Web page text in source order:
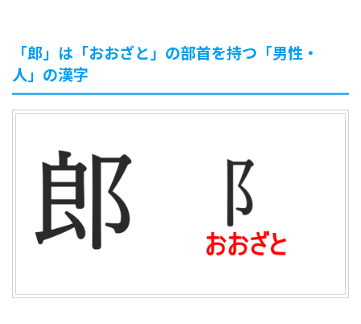
「郎」は「おおざと」の部首を持つ「男性・
人」の漢字